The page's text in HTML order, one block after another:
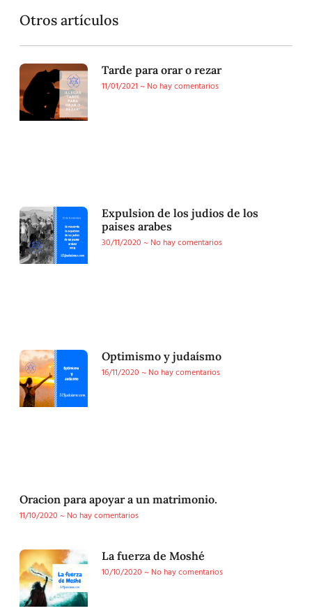
Otros artículos
Tarde para orar o rezar
11/01/2021
No hay comentarios
Expulsion de los judios de los
paises arabes
30/11/2020
No hay comentarios
Optimismo y judaísmo
16/11/2020
No hay comentarios
Oracion para apoyar a un matrimonio.
11/10/2020
No hay comentarios
La fuerza de Moshé
10/10/2020
No hay comentarios